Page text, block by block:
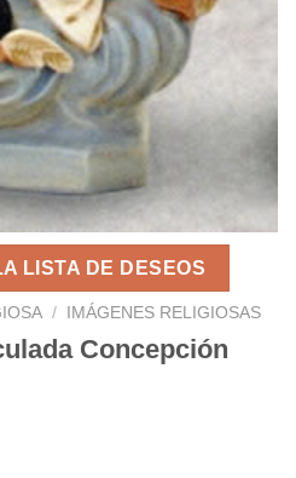
LISTA DE DESEOS
/ IMÁGENES RELIGIOSAS
Concepción